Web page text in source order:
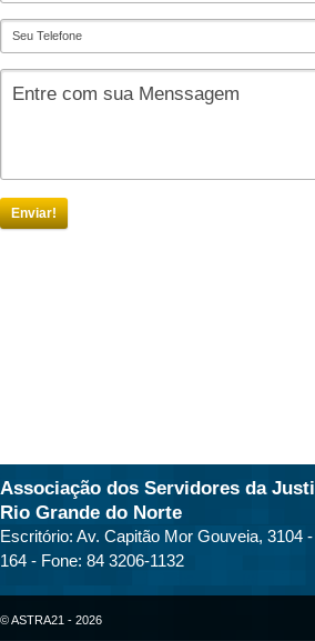
Enviar!
Associação dos Servidores da
Rio Grande do Norte
Escritório: Av. Capitão Mor Gouveia, 3104
164 - Fone: 84 3206-1132
© ASTRA21 - 2026